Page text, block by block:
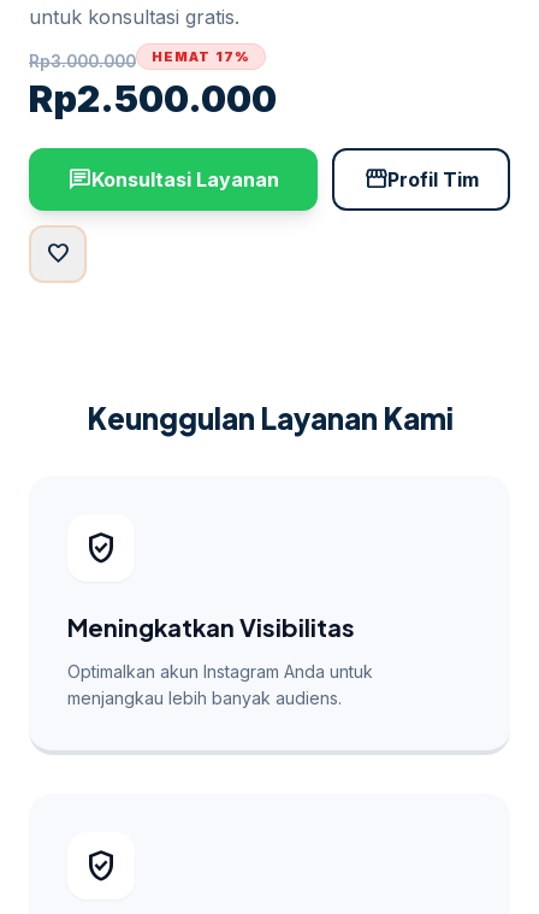
untuk konsultasi gratis.
Rp3.000.000
Rp2.500.000
HEMAT 17%
chatKonsultasi Layanan storefrontProfil Tim
favorite
Keunggulan Layanan Kami
verified_user
Meningkatkan Visibilitas
Optimalkan akun Instagram Anda untuk
menjangkau lebih banyak audiens.
verified_user